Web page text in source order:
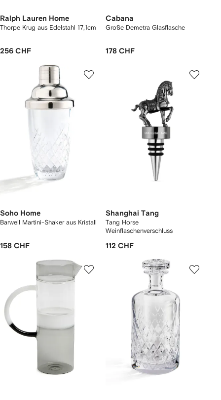
Ralph Lauren Home
Thorpe Krug aus Edelstahl 17,1cm
256 CHF
Cabana
Große Demetra Glasflasche
178 CHF
Soho Home
Barwell Martini-Shaker aus Kristall
158 CHF
Shanghai Tang
Tang Horse
Weinflaschenverschluss
112 CHF